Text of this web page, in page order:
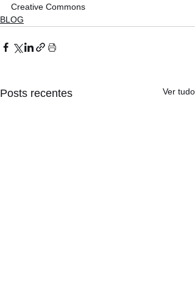
Creative Commons
BLOG
Posts recentes Ver tudo